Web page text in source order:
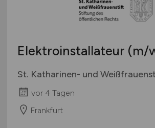
Elektroinstallateur (m/
St. Katharinen- und
vor 4 Tagen
Frankfurt